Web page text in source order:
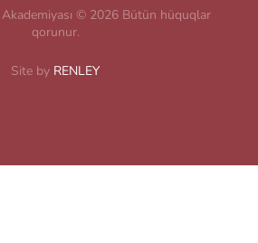
Akademiyası © 2026 Bütün hüquqlar
qorunur.
Site by RENLEY